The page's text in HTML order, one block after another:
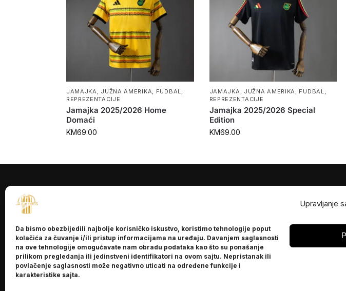
Upravljanje
Da bismo obezbijedili najbolje korisničko iskustvo, koristimo tehnologije poput
kolačića za čuvanje i/ili pristup informacijama na uređaju. Davanjem saglasnosti
na ove tehnologije omogućavate nam obradu podataka kao što su ponašanje
prilikom pregledanja ili jedinstveni identifikatori na ovom sajtu. Nepristanak ili
povlačenje saglasnosti može negativno uticati na određene funkcije i
karakteristike sajta.
JAMAJKA, JUŽNA AMERIKA, FUDBAL,
REPREZENTACIJE
Jamajka 2025/2026 Home
Domaći
KM69.00
JAMAJKA, JUŽNA AMERIKA, FUDBAL,
REPREZENTACIJE
Jamajka 2025/2026 Special
Edition
KM69.00
Kontakt